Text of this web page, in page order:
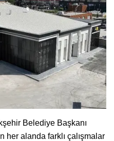
Belediye Başkanı
her alanda farklı çalışmalar